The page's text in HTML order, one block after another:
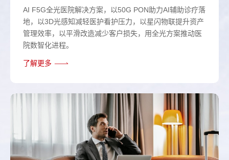
AI F5G全光医院解决方案，以50G PON助力AI辅助诊疗落
地，以3D光感知减轻医护看护压力，以星闪物联提升资产
管理效率，以平滑改造减少客户损失，用全光方案推动医
院数智化进程。
了解更多